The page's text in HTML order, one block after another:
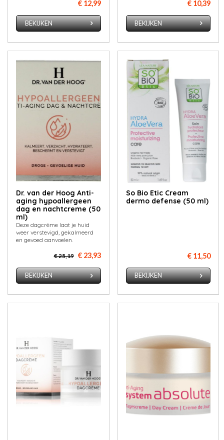
€ 12,99
BEKIJKEN
€ 10,39
BEKIJKEN
Dr. van der Hoog Anti-
aging hypoallergeen
dag en nachtcreme (50
ml)
Deze dagcrème laat je huid
weer verstevigd, gekalmeerd
en gevoed aanvoelen.
€ 25,19 € 23,93
BEKIJKEN
So Bio Etic Cream
dermo defense (50 ml)
€ 11,50
BEKIJKEN